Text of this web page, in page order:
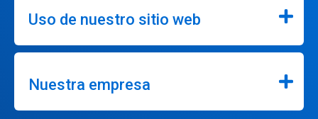
Uso de nuestro sitio web
Nuestra empresa